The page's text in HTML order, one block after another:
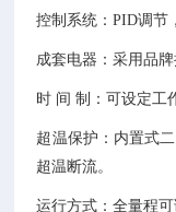
控制系统：PID调
成套电器：采用品
时 间 制：可设定工
超温保护：内置式
超温断流。
运行方式：全量程可